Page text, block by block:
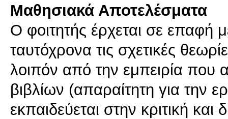
Μαθησιακά Αποτελέσματα
Ο φοιτητής έρχεται σε επαφή
ταυτόχρονα τις σχετικές
λοιπόν από την εμπειρία
βιβλίων (απαραίτητη για την
εκπαιδεύεται στην κριτική και